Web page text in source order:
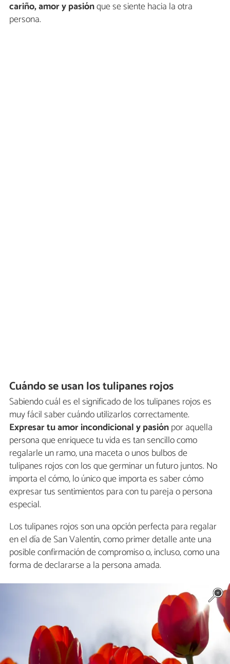
cariño, amor y pasiónque se siente hacia la otra
persona.
Cuándo se usan los tulipanes rojos
Sabiendo cuál es el significado de los tulipanes rojos es
muy fácil saber cuándo utilizarlos correctamente.
Expresar tu amor incondicional y pasiónpor aquella
persona que enriquece tu vida es tan sencillo como
regalarle un ramo, una maceta o unos bulbos de
tulipanes rojos con los que germinar un futuro juntos. No
importa el cómo, lo único que importa es saber cómo
expresar tus sentimientos para con tu pareja o persona
especial.
Los tulipanes rojos son una opción perfecta para regalar
en el día de San Valentín, como primer detalle ante una
posible confirmación de compromiso o, incluso, como una
forma de declararse a la persona amada.